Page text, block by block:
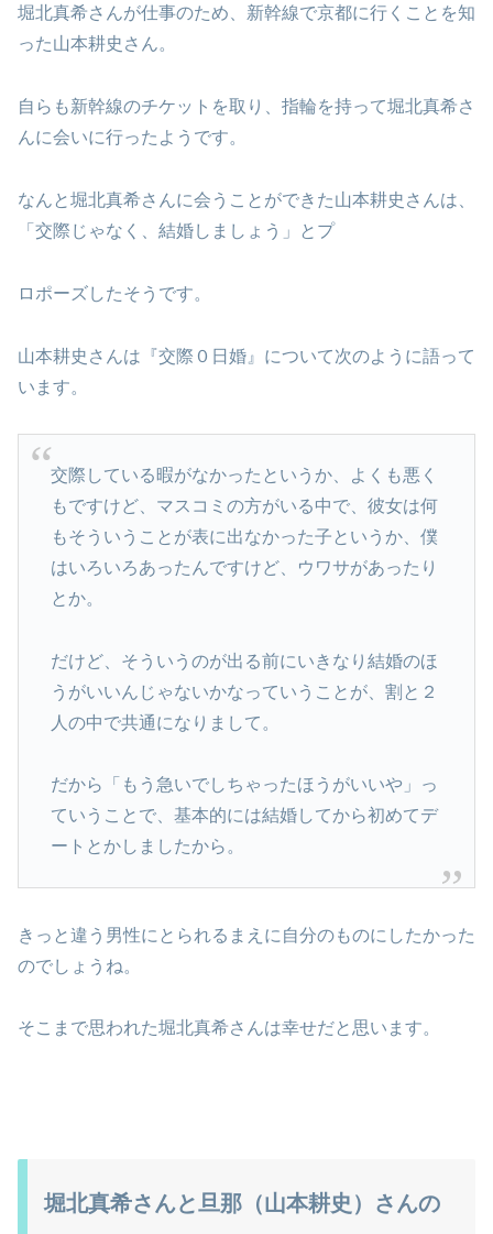
堀北真希さんが仕事のため、新幹線で京都に行くことを知
った山本耕史さん。
自らも新幹線のチケットを取り、指輪を持って堀北真希さ
んに会いに行ったようです。
なんと堀北真希さんに会うことができた山本耕史さんは、
「交際じゃなく、結婚しましょう」とプ
ロポーズしたそうです。
山本耕史さんは『交際０日婚』について次のように語って
います。
交際している暇がなかったというか、よくも悪く
もですけど、マスコミの方がいる中で、彼女は何
もそういうことが表に出なかった子というか、僕
はいろいろあったんですけど、ウワサがあったり
とか。
だけど、そういうのが出る前にいきなり結婚のほ
うがいいんじゃないかなっていうことが、割と２
人の中で共通になりまして。
だから「もう急いでしちゃったほうがいいや」っ
ていうことで、基本的には結婚してから初めてデ
ートとかしましたから。
きっと違う男性にとられるまえに自分のものにしたかった
のでしょうね。
そこまで思われた堀北真希さんは幸せだと思います。
堀北真希さんと旦那（山本耕史）さんの